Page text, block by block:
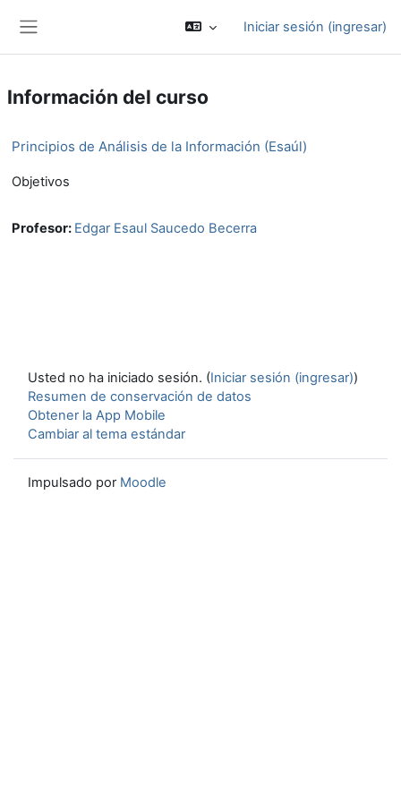
Iniciar sesión (ingresar)
Información del curso
Principios de Análisis de la Información (Esaúl)
Objetivos
Profesor: Edgar Esaul Saucedo Becerra
Usted no ha iniciado sesión. (Iniciar sesión (ingresar))
Resumen de conservación de datos
Obtener la App Mobile
Cambiar al tema estándar
Impulsado por Moodle